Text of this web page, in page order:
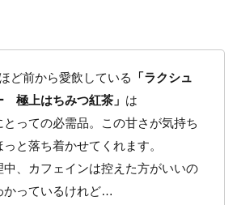
ど前から愛飲している
「ラクシュ
極上はちみつ紅茶」 は
とっての必需品。この甘さが気持ち
っと落ち着かせてくれます。
中、カフェインは控えた方がいいの
かっているけれど…